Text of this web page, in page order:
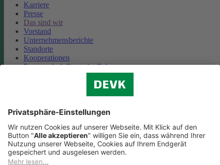
Karriere
Presse
Das sind wir
Vorstand
Unternehmensberichte
Standorte
Kooperationen
Partnerschaft Deutsche Bahn
Cookie-Einstellungen
Datenschutz